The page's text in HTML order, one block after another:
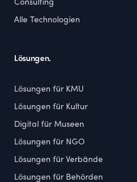
Consulting
Alle Technologien
Lösungen.
Lösungen für KMU
Lösungen für Kultur
Digital für Museen
Lösungen für NGO
Lösungen für Verbände
Lösungen für Behörden